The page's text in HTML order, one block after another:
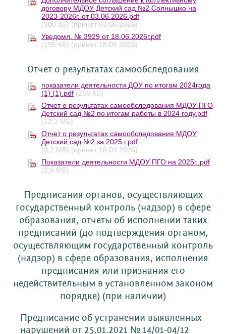
договору МДОУ Детский сад №2 Солнышко на
2023-2026г. от 03.06.2026.pdf
(980 КБ) (принят 03.06.2026)
Уведомл. № 3929 от 18.06.2026г.pdf
(195 КБ) (принят 18.06.2026)
Отчет о результатах самообследования
показатели деятельности ДОУ по итогам 2024года
(1) (1).pdf (256 КБ)
Отчет о результатах самообследования МДОУ ПГО
Детский сад №2 по итогам работы в 2024 году.pdf
(12,3 МБ)
Отчет о результатах самообследования МДОУ
Детский сад №2 за 2025 г.pdf
(9,2 МБ) (принят 16.04.2026)
Показатели деятельности МДОУ ПГО на 2025г..pdf
(2,9 МБ)
Предписания органов, осуществляющих
государственный контроль (надзор) в сфере
образования, отчеты об исполнении таких
предписаний (до подтверждения органом,
осуществляющим государственный контроль
(надзор) в сфере образования, исполнения
предписания или признания его
недействительным в установленном законом
порядке) (при наличии)
Предписание об устранении выявленных
нарушений от 25.01.2021 № 14/01-04/12